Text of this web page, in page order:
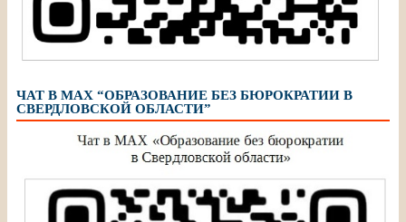
ЧАТ В МАХ “ОБРАЗОВАНИЕ БЕЗ БЮРОКРАТИИ В
СВЕРДЛОВСКОЙ ОБЛАСТИ”